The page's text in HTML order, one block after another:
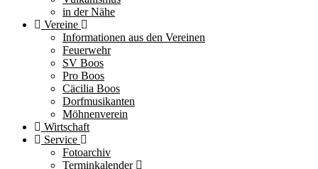
in der Nähe
Vereine
Informationen aus den Vereinen
Feuerwehr
SV Boos
Pro Boos
Cäcilia Boos
Dorfmusikanten
Möhnenverein
Wirtschaft
Service
Fotoarchiv
Terminkalender